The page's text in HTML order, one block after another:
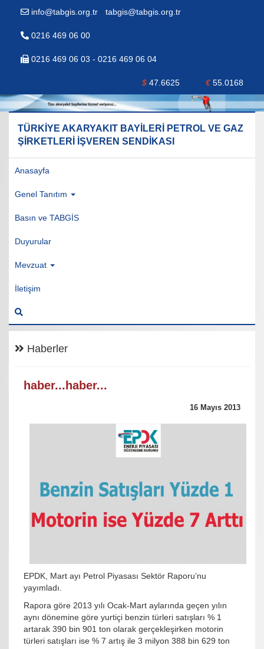
info@tabgis.org.tr - tabgis@tabgis.org.tr
0216 469 06 00
0216 469 06 03 - 0216 469 06 04
$ 47.6625 €55.0168
TÜRKİYE AKARYAKIT BAYİLERİ PETROL VE GAZ
ŞİRKETLERİ İŞVEREN SENDİKASI
Anasayfa
Genel Tanıtım
Basın ve TABGİS
Duyurular
Mevzuat
İletişim
Haberler
haber...haber...
16 Mayıs 2013
EPDK, Mart ayı Petrol Piyasası Sektör Raporu’nu
yayımladı.
Rapora göre 2013 yılı Ocak-Mart aylarında geçen yılın
aynı dönemine göre yurtiçi benzin türleri satışları % 1
artarak 390 bin 901 ton olarak gerçekleşirken motorin
türleri satışları ise % 7 artış ile 3 milyon 388 bin 629 ton